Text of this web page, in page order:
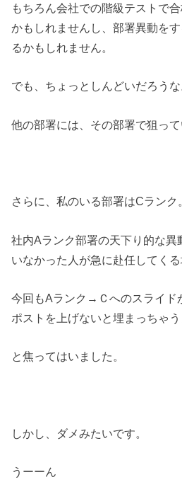
もちろん会社での階級テストで
かもしれませんし、部署異動を
るかもしれません。
でも、ちょっとしんどいだろうな
他の部署には、その部署で狙って
さらに、私のいる部署はCランク
社内Aランク部署の天下り的な異
いなかった人が急に赴任してくる
今回もAランク→Ｃへのスライド
ポストを上げないと埋まっちゃう
と焦ってはいました。
しかし、ダメみたいです。
うーーん